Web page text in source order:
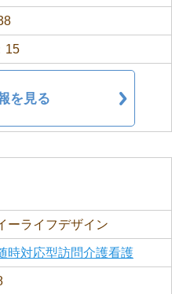
15
を見る
ーライフデザイン
時対応型訪問介護看護